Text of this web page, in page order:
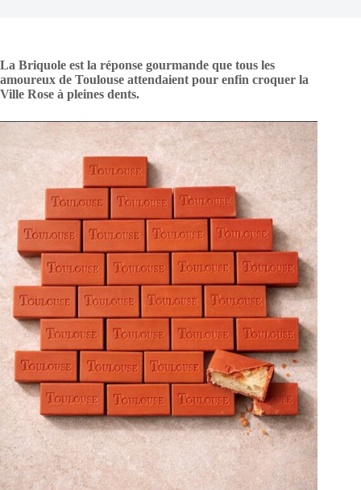
La Briquole est la réponse gourmande que tous les
amoureux de Toulouse attendaient pour enfin croquer la
Ville Rose à pleines dents.